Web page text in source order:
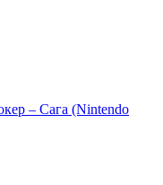
– Сага (Nintendo